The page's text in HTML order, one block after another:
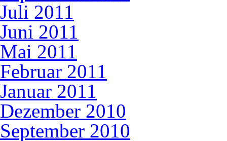
Juli 2011
Juni 2011
Mai 2011
Februar 2011
Januar 2011
Dezember 2010
September 2010